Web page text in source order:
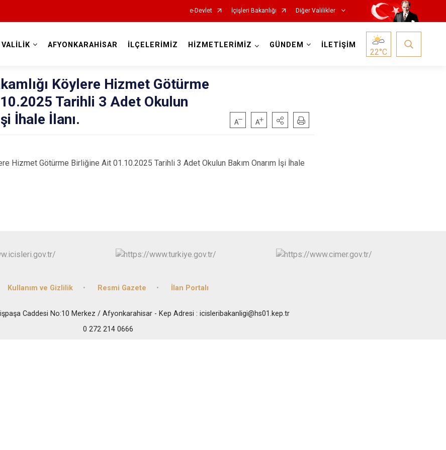
e-Devlet İçişleri Bakanlığı Diğer Valilikler
VALİLİK AFYONKARAHİSAR İLÇELERİMİZ HİZMETLERİMİZ GÜNDEM İLETİŞİM
22°C
Köylere Hizmet Götürme
Tarihli 3 Adet Okulun
İhale İlanı.
Hizmet Götürme Birliğine Ait 01.10.2025 Tarihli 3 Adet Okulun Bakım Onarım İşi İhale
Kullanım ve Gizlilik Resmi Gazete İlan Portalı
Caddesi No:10 Merkez / Afyonkarahisar - Kep Adresi : icisleribakanligi@hs01.kep.tr
0 272 214 0666